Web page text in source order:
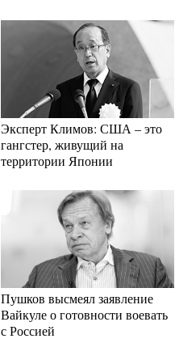
Эксперт Климов: США – это
гангстер, живущий на
территории Японии
Пушков высмеял заявление
Вайкуле о готовности воевать
с Россией